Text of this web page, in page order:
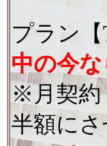
プラン
中の今
※月契約
半額に